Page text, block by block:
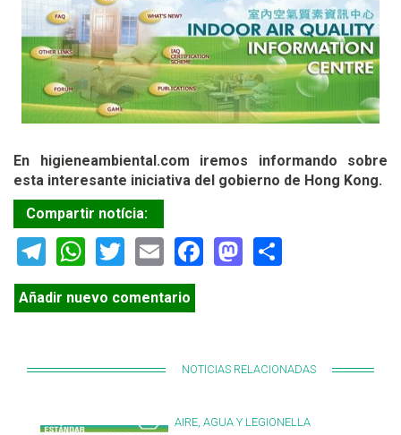
En higieneambiental.com iremos informando sobre
esta interesante iniciativa del gobierno de Hong Kong.
Compartir notícia:
Telegram
WhatsApp
TwitterEmailFacebook
Mastodon
Añadir nuevo comentario
NOTICIAS RELACIONADAS
AIRE, AGUA Y LEGIONELLA